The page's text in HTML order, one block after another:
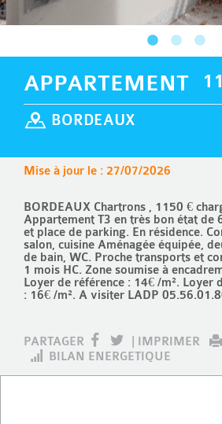
APPARTEMENT
BORDEAUX
Mise à jour le : 27/07/2026
BORDEAUX Chartrons , 1150 €
Appartement T3 en très bon état de
et place de parking. En résidence.
salon, cuisine Aménagée équipée,
de bain, WC. Proche transports et
1 mois HC. Zone soumise à
Loyer de référence : 14€ /m². Loyer
: 16€ /m². A visiter LADP
PARTAGER IMPRIMER
BILAN ENERGETIQUE